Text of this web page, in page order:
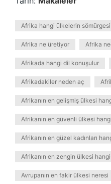
Afrika hangi ülkelerin sömürgesi
Afrika ne üretiyor Afrika
Afrikada hangi dil konuşulur
Afrikadakiler neden aç
Afrikanın en gelişmiş ülkesi
Afrikanın en güvenli ülkesi
Afrikanın en güzel kadınları
Afrikanın en zengin ülkesi
Avrupanın en fakir ülkesi neresi